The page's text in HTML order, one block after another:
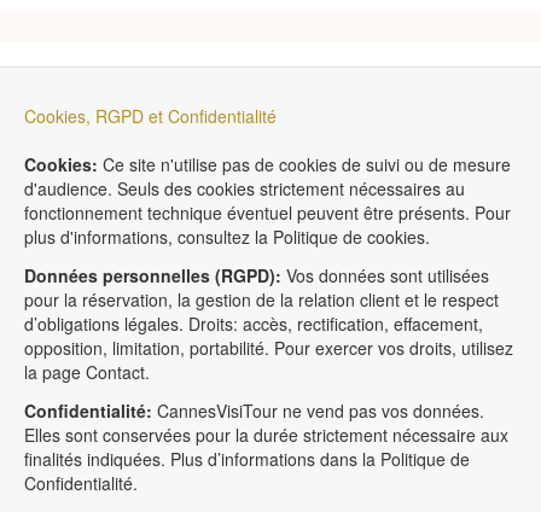
Cookies, RGPD et Confidentialité
Cookies: Ce site n'utilise pas de cookies de suivi ou de mesure
d'audience. Seuls des cookies strictement nécessaires au
fonctionnement technique éventuel peuvent être présents. Pour
plus d'informations, consultez la Politique de cookies.
Données personnelles (RGPD): Vos données sont utilisées
pour la réservation, la gestion de la relation client et le respect
d’obligations légales. Droits: accès, rectification, effacement,
opposition, limitation, portabilité. Pour exercer vos droits, utilisez
la page Contact.
Confidentialité: CannesVisiTour ne vend pas vos données.
Elles sont conservées pour la durée strictement nécessaire aux
finalités indiquées. Plus d’informations dans la Politique de
Confidentialité.